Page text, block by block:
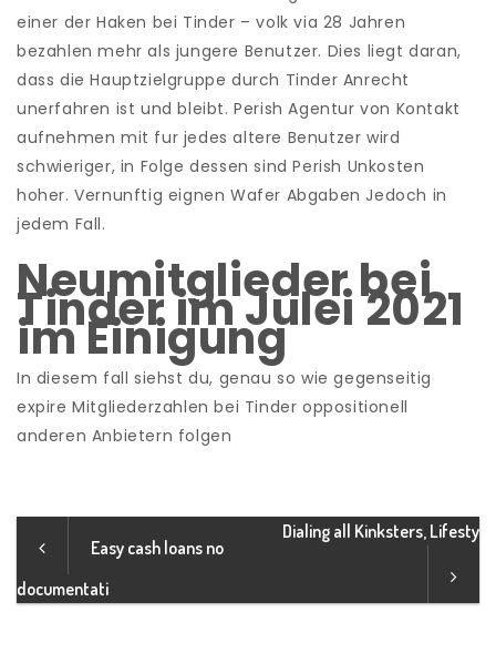
einer der Haken bei Tinder – volk via 28 Jahren
bezahlen mehr als jungere Benutzer. Dies liegt daran,
dass die Hauptzielgruppe durch Tinder Anrecht
unerfahren ist und bleibt. Perish Agentur von Kontakt
aufnehmen mit fur jedes altere Benutzer wird
schwieriger, in Folge dessen sind Perish Unkosten
hoher. Vernunftig eignen Wafer Abgaben Jedoch in
jedem Fall.
Neumitglieder bei
Tinder im Julei 2021
im Einigung
In diesem fall siehst du, genau so wie gegenseitig
expire Mitgliederzahlen bei Tinder oppositionell
anderen Anbietern folgen
Easy cash loans no
documentati
Dialing all Kinksters, Lifesty